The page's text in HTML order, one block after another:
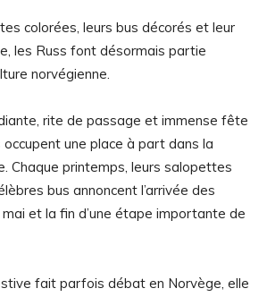
colorées, leurs bus décorés et leur
les Russ font désormais partie
norvégienne.
rite de passage et immense fête
occupent une place à part dans la
Chaque printemps, leurs salopettes
bus annoncent l’arrivée des
et la fin d’une étape importante de
fait parfois débat en Norvège, elle